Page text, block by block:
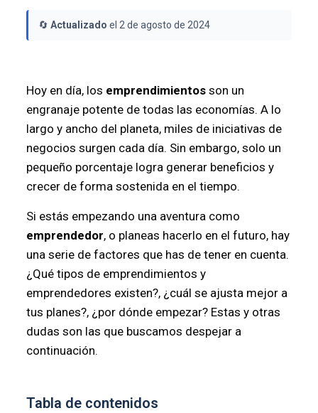
🔄 Actualizado el 2 de agosto de 2024
Hoy en día, los emprendimientos son un
engranaje potente de todas las economías. A lo
largo y ancho del planeta, miles de iniciativas de
negocios surgen cada día. Sin embargo, solo un
pequeño porcentaje logra generar beneficios y
crecer de forma sostenida en el tiempo.
Si estás empezando una aventura como
emprendedor, o planeas hacerlo en el futuro, hay
una serie de factores que has de tener en cuenta.
¿Qué tipos de emprendimientos y
emprendedores existen?, ¿cuál se ajusta mejor a
tus planes?, ¿por dónde empezar? Estas y otras
dudas son las que buscamos despejar a
continuación.
Tabla de contenidos